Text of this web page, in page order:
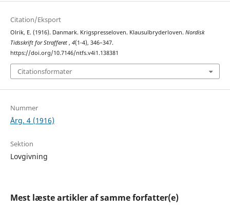
Citation/Eksport
Olrik, E. (1916). Danmark. Krigspresseloven. Klausulbryderloven. Nordisk
Tidsskrift for Strafferet , 4(1-4), 346–347.
https://doi.org/10.7146/ntfs.v4i1.138381
Citationsformater
Nummer
Årg. 4 (1916)
Sektion
Lovgivning
Mest læste artikler af samme forfatter(e)